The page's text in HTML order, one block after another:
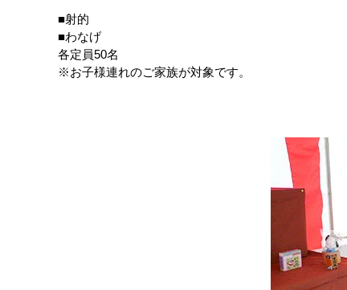
■射的
■わなげ
各定員50名
※お子様連れのご家族が対象です。